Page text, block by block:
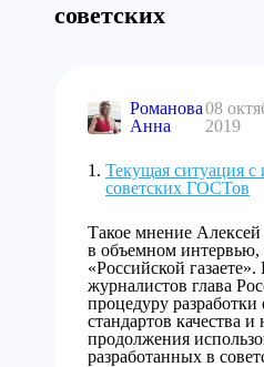
советских
Романова
Анна
08
2019
Текущая ситуация с
советских ГОСТов
Такое мнение
в объемном интервью,
«Российской газаете».
журналистов глава
процедуру
стандартов качества и
продолжения
разработанных в